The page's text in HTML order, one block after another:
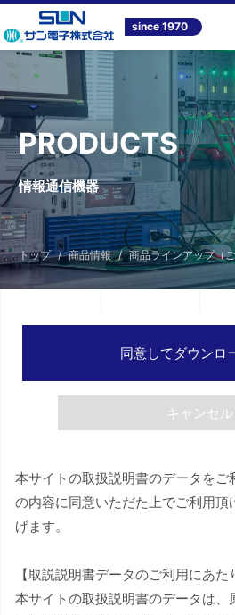
since 1970
PRODUCTS
情報通信機器
トップ 商品情報 商品ラインアップ（
同意してダウンロ
キャンセル
本サイトの取扱説明書のデータをご
の内容に同意いただた上でご利用頂
げます。
【取説説明書データのご利用にあた
本サイトの取扱説明書のデータは、